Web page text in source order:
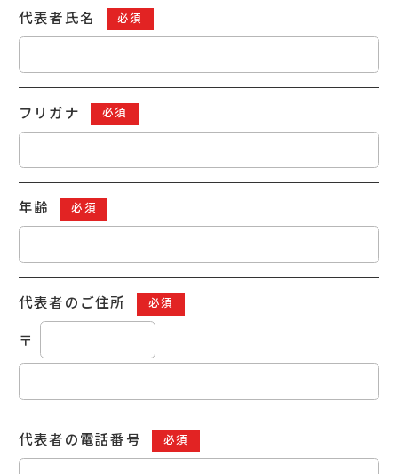
代表者氏名 必須
フリガナ 必須
年齢 必須
代表者のご住所 必須
〒
代表者の電話番号 必須